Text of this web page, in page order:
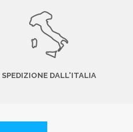
SPEDIZIONE DALL'ITALIA